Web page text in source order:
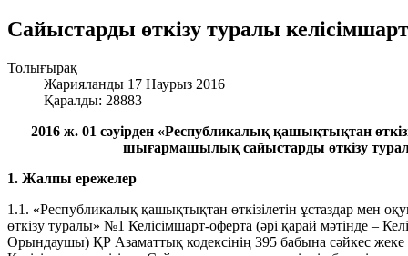
Сайыстарды өткізу туралы
Толығырақ
Жарияланды 17 Наурыз 2016
Қаралды: 28883
2016 ж. 01 сәуірден «Республикалық қашықтықтан
шығармашылық сайыстарды өткізу
1. Жалпы ережелер
1.1. «Республикалық қашықтықтан өткізілетін ұстаздар мен
өткізу туралы» №1 Келісімшарт-оферта (әрі қарай мәтінде –
Орындаушы) ҚР Азаматтық кодексінің 395 бабына сәйкес жеке